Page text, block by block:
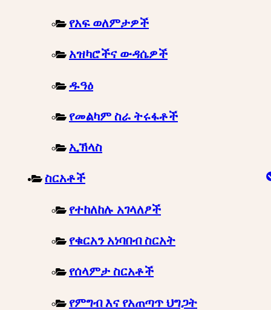
የአፍ ወለምታዎች
አዝካሮችና ውዳሴዎች
ዱዓዕ
የመልካም ስራ ትሩፋቶች
ኢኽላስ
ስርአቶች
የተከለከሉ አገላለፆች
የቁርአን አነባበብ ስርአት
የሰላምታ ስርአቶች
የምግብ እና የአጠጣጥ ህግጋት